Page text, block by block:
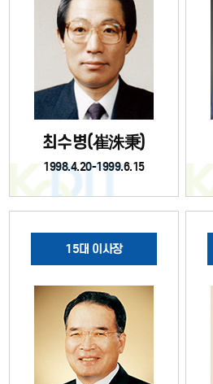
최수병(崔洙秉)
1998.4.20-1999.6.15
15대 이사장